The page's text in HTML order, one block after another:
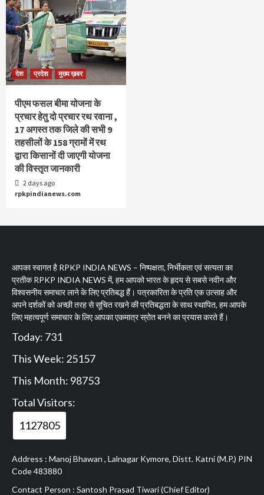
देश प्रदेश मुख्य ख़बर
पीएम फसल बीमा योजना के
प्रचार हेतु दो प्रचार रथ रवाना ,
17 अगस्त तक जिले की सभी 9
तहसीलों के 158 ग्रामों में रथ
द्वारा किसानों दी जाएगी योजना
की विस्तृत जानकारी
2 days ago
rpkpindianews.com
आपका स्वागत है RPKP INDIA NEWS – निष्पक्षता, निर्भीकता एवं सत्यता का
प्रतीक RPKP INDIA NEWS में, हम आपको भारत के हृदय से सबसे नवीन और
विश्वसनीय समाचार लाने के लिए प्रतिबद्ध हैं। पत्रकारिता के प्रति एक उत्साह और
अपने दर्शकों को अच्छी तरह से सूचित रखने की प्रतिबद्धता के साथ स्थापित, हम आपके
लिए महत्वपूर्ण समाचार के लिए आपका एकमात्र स्रोत बनने का प्रयास करते हैं।
Today: 731
This Week: 25157
This Month: 98753
Total Visitors:
1127805
Address : Manoj Bhawan , Lalnagar Kymore, Distt. Katni (M.P.) PIN
Code 483880
Contact Person : Santosh Prasad Tiwari (Chief Editor)